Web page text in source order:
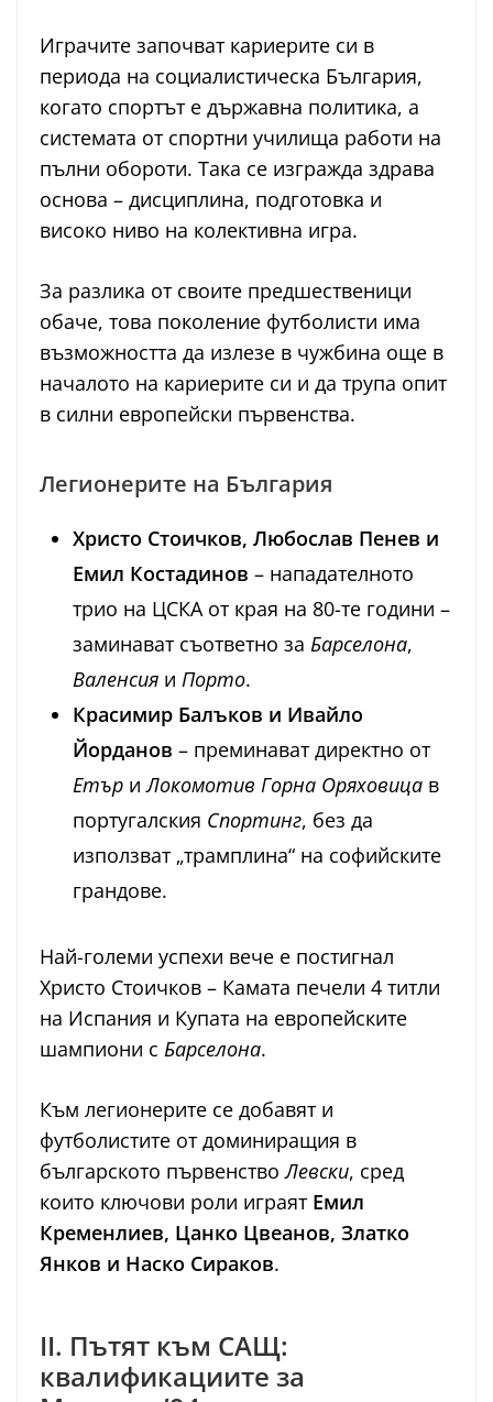
Играчите започват кариерите си в
периода на социалистическа България,
когато спортът е държавна политика, а
системата от спортни училища работи на
пълни обороти. Така се изгражда здрава
основа – дисциплина, подготовка и
високо ниво на колективна игра.
За разлика от своите предшественици
обаче, това поколение футболисти има
възможността да излезе в чужбина още в
началото на кариерите си и да трупа опит
в силни европейски първенства.
Легионерите на България
Христо Стоичков, Любослав Пенев и
Емил Костадинов – нападателното
трио на ЦСКА от края на 80-те години –
заминават съответно за Барселона,
Валенсия и Порто.
Красимир Балъков и Ивайло
Йорданов – преминават директно от
Етър иЛокомотив Горна Оряховица в
португалския Спортинг, без да
използват „трамплина“ на софийските
грандове.
Най-големи успехи вече е постигнал
Христо Стоичков – Камата печели 4 титли
на Испания и Купата на европейските
шампиони с Барселона.
Към легионерите се добавят и
футболистите от доминиращия в
българското първенствоЛевски, сред
които ключови роли играят Емил
Кременлиев, Цанко Цвеанов, Златко
Янков и Наско Сираков.
II. Пътят към САЩ:
квалификациите за